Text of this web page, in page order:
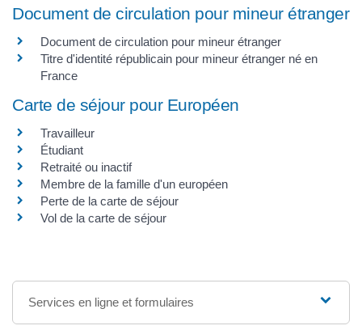
Document de circulation pour mineur étranger
Document de circulation pour mineur étranger
Titre d'identité républicain pour mineur étranger né en
France
Carte de séjour pour Européen
Travailleur
Étudiant
Retraité ou inactif
Membre de la famille d'un européen
Perte de la carte de séjour
Vol de la carte de séjour
Services en ligne et formulaires